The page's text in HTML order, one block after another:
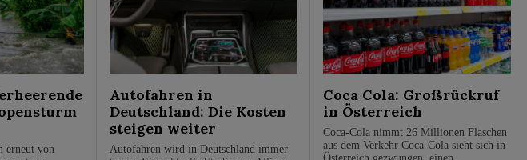
erneut von
Autofahren in
Deutschland: Die Kosten
steigen weiter
Autofahren wird in Deutschland immer
Coca Cola: Großrückruf
in Österreich
Coca-Cola nimmt 26 Millionen Flaschen
aus dem Verkehr Coca-Cola sieht sich in